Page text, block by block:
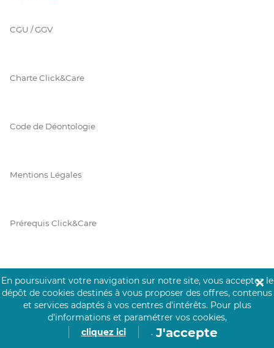
CGU / GGV
Charte Click&Care
Code de Déontologie
Mentions Légales
Prérequis Click&Care
Protection des Données
Vie Privée
En poursuivant votre navigation sur notre site, vous acceptez le
dépôt de cookies destinés à vous proposer des offres, contenus
et services adaptés à vos centres d’intérêts. Pour plus
d’informations et paramétrer vos cookies,
cliquez ici
. J'accepte
✕